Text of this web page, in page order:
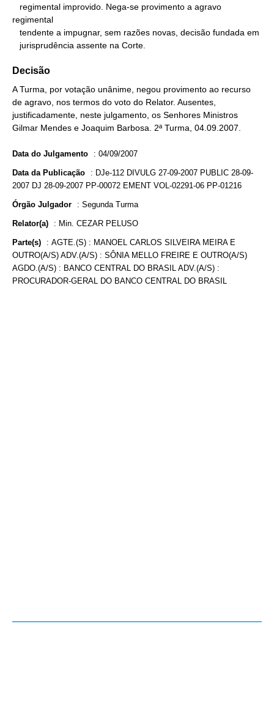
regimental
   jurisprudência assente na Corte.
Decisão
A Turma, por votação unânime, negou provimento ao recurso
de agravo, nos termos do voto do Relator. Ausentes,
justificadamente, neste julgamento, os Senhores Ministros
Gilmar Mendes e Joaquim Barbosa. 2ª Turma, 04.09.2007.
Data do Julgamento : 04/09/2007
Data da Publicação : DJe-112 DIVULG 27-09-2007 PUBLIC 28-09-
2007 DJ 28-09-2007 PP-00072 EMENT VOL-02291-06 PP-01216
Órgão Julgador : Segunda Turma
Relator(a) : Min. CEZAR PELUSO
Parte(s) : AGTE.(S) : MANOEL CARLOS SILVEIRA MEIRA E
OUTRO(A/S) ADV.(A/S) : SÔNIA MELLO FREIRE E OUTRO(A/S)
AGDO.(A/S) : BANCO CENTRAL DO BRASIL ADV.(A/S) :
PROCURADOR-GERAL DO BANCO CENTRAL DO BRASIL